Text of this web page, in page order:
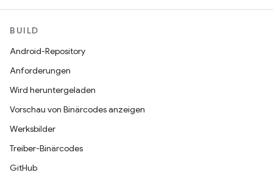
BUILD
Android-Repository
Anforderungen
Wird heruntergeladen
Vorschau von Binärcodes anzeigen
Werksbilder
Treiber-Binärcodes
GitHub